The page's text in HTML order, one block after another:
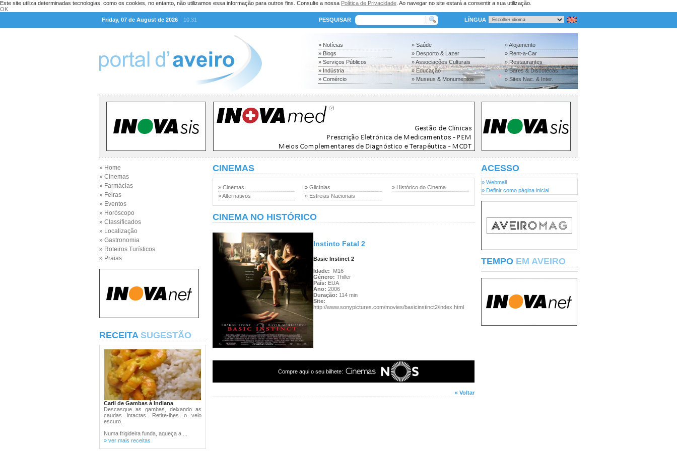
Este site utiliza determinadas tecnologias, como os cookies, no entanto, não utilizamos essa informação para outros fins. Consulte a nossa Política de Privacidade . Ao navegar no site estará a consentir a sua utilização.
OK
Friday, 07 de August de 2026
10:31 PESQUISAR LÍNGUA
» Notícias
» Blogs
» Serviços Públicos
» Indústria
» Comércio
» Saúde
» Desporto & Lazer
» Associações Culturais
» Educação
» Museus & Monumentos
» Alojamento
» Rent-a-Car
» Restaurantes
» Bares & Discotecas
» Sites Nac. & Inter.
» Home
» Cinemas
» Farmácias
» Feiras
» Eventos
» Horóscopo
» Classificados
» Localização
» Gastronomia
» Roteiros Turísticos
» Praias
RECEITA SUGESTÃO
Caril de Gambas à Indiana
Descasque as gambas, deixando as
caudas intactas. Retire-lhes o veio
escuro.
Numa frigideira funda, aqueça a ...
» ver mais receitas
CINEMAS
» Cinemas
» Alternativos
» Glicínias
» Estreias Nacionais
» Histórico do Cinema
CINEMA NO HISTÓRICO
Instinto Fatal 2
Basic Instinct 2
Idade:
M16
Género: Thiller
País: EUA
Ano: 2006
Duração: 114 min
Site:
http://www.sonypictures.com/movies/basicinstinct2/index.html
Compre aqui o seu bilhete:
« Voltar
ACESSO
» Webmail
» Definir como página inicial
TEMPO EM AVEIRO